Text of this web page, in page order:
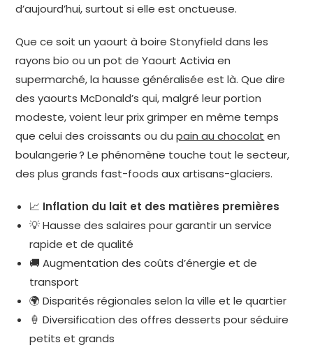
d’aujourd’hui, surtout si elle est onctueuse.
Que ce soit un yaourt à boire Stonyfield dans les
rayons bio ou un pot de Yaourt Activia en
supermarché, la hausse généralisée est là. Que dire
des yaourts McDonald’s qui, malgré leur portion
modeste, voient leur prix grimper en même temps
que celui des croissants ou dupain au chocolat en
boulangerie ? Le phénomène touche tout le secteur,
des plus grands fast-foods aux artisans-glaciers.
📈 Inflation du lait et des matières premières
💡 Hausse des salaires pour garantir un service
rapide et de qualité
🚚 Augmentation des coûts d’énergie et de
transport
🌍 Disparités régionales selon la ville et le quartier
🍦 Diversification des offres desserts pour séduire
petits et grands